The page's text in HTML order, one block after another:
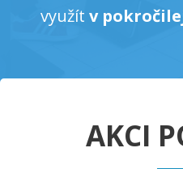
využít v
AKCI